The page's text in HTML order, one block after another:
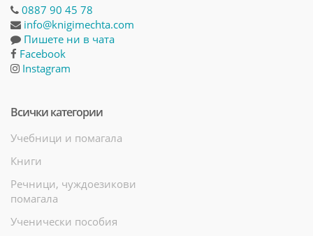
0887 90 45 78
info@knigimechta.com
Пишете ни в чата
Facebook
Instagram
Всички категории
Учебници и помагала
Книги
Речници, чуждоезикови
помагала
Ученически пособия